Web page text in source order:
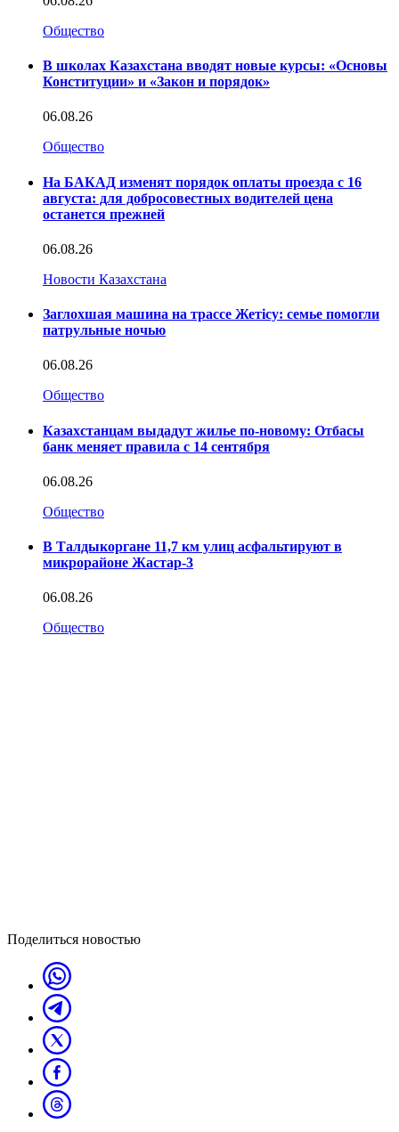
Общество
В школах Казахстана вводят новые курсы: «Основы
Конституции» и «Закон и порядок»
06.08.26
Общество
На БАКАД изменят порядок оплаты проезда с 16
августа: для добросовестных водителей цена
останется прежней
06.08.26
Новости Казахстана
Заглохшая машина на трассе Жетісу: семье помогли
патрульные ночью
06.08.26
Общество
Казахстанцам выдадут жилье по-новому: Отбасы
банк меняет правила с 14 сентября
06.08.26
Общество
В Талдыкоргане 11,7 км улиц асфальтируют в
микрорайоне Жастар-3
06.08.26
Общество
Поделиться новостью